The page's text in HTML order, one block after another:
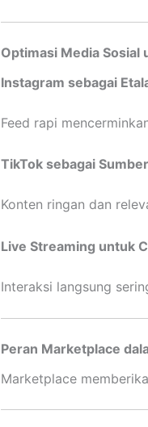
Optimasi Media Sosial
Instagram sebagai
Feed rapi
TikTok sebagai
Konten ringan dan
Live Streaming untuk
Interaksi langsung
Peran Marketplace
Marketplace